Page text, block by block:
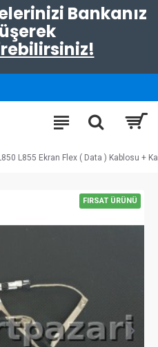
Bankanız
L855 Ekran Flex ( Data ) Kablosu +
FIRSAT ÜRÜNÜ